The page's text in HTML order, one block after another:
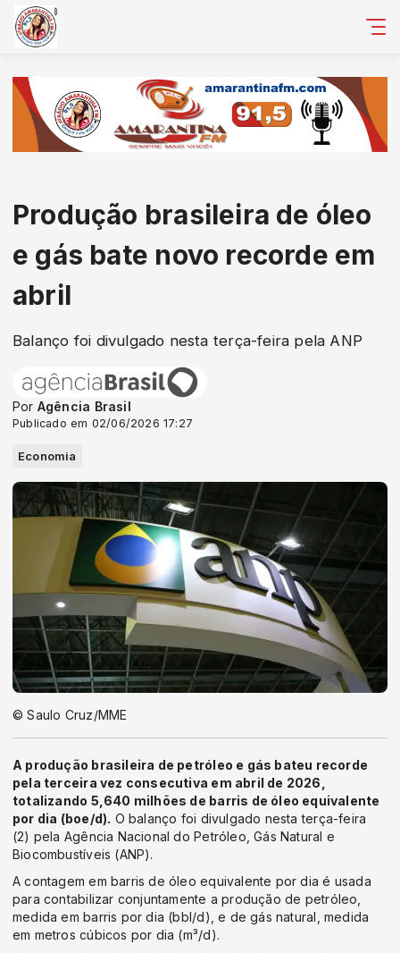
Produção brasileira de óleo
e gás bate novo recorde em
abril
Balanço foi divulgado nesta terça-feira pela ANP
Por Agência Brasil
Publicado em 02/06/2026 17:27
Economia
© Saulo Cruz/MME
A produção brasileira de petróleo e gás bateu recorde
pela terceira vez consecutiva em abril de 2026,
totalizando 5,640 milhões de barris de óleo equivalente
por dia (boe/d). O balanço foi divulgado nesta terça-feira
(2) pela Agência Nacional do Petróleo, Gás Natural e
Biocombustíveis (ANP).
A contagem em barris de óleo equivalente por dia é usada
para contabilizar conjuntamente a produção de petróleo,
medida em barris por dia (bbl/d), e de gás natural, medida
em metros cúbicos por dia (m³/d).